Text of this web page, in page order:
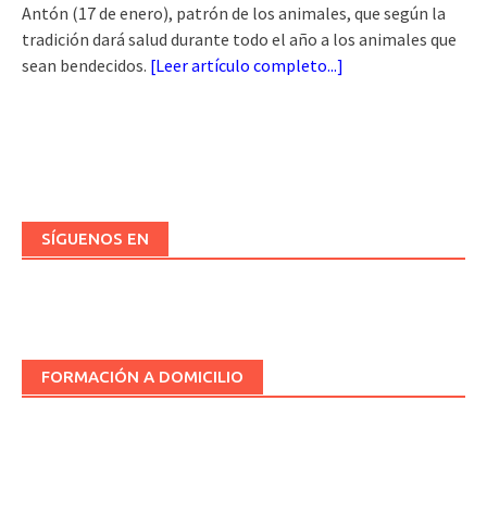
Antón (17 de enero), patrón de los animales, que según la
tradición dará salud durante todo el año a los animales que
sean bendecidos. [Leer artículo completo...]
SÍGUENOS EN
FORMACIÓN A DOMICILIO